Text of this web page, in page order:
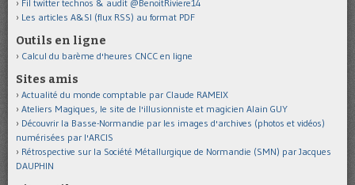
Fil twitter technos & audit @BenoitRiviere14
Les articles A&SI (flux RSS) au format PDF
Outils en ligne
Calcul du barème d'heures CNCC en ligne
Sites amis
Actualité du monde comptable par Claude RAMEIX
Ateliers Magiques, le site de l'illusionniste et magicien Alain GUY
Découvrir la Basse-Normandie par les images d'archives (photos et vidéos)
numérisées par l'ARCIS
Rétrospective sur la Société Métallurgique de Normandie (SMN) par Jacques
DAUPHIN